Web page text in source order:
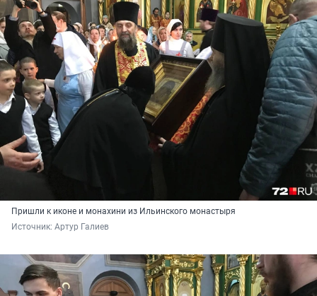
Пришли к иконе и монахини из Ильинского монастыря
Источник: Артур Галиев